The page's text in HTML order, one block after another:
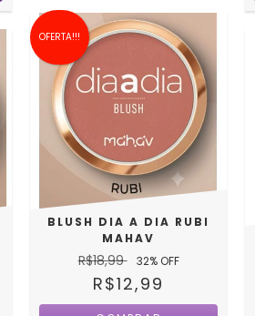
OFERTA!!!
BLUSH DIA A DIA RUBI
MAHAV
R$18,99 32% OFF
R$12,99